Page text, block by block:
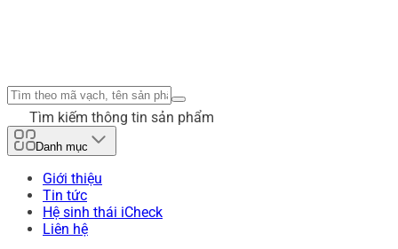
Tìm kiếm thông tin sản phẩm
Danh mục
Giới thiệu
Tin tức
Hệ sinh thái iCheck
Liên hệ